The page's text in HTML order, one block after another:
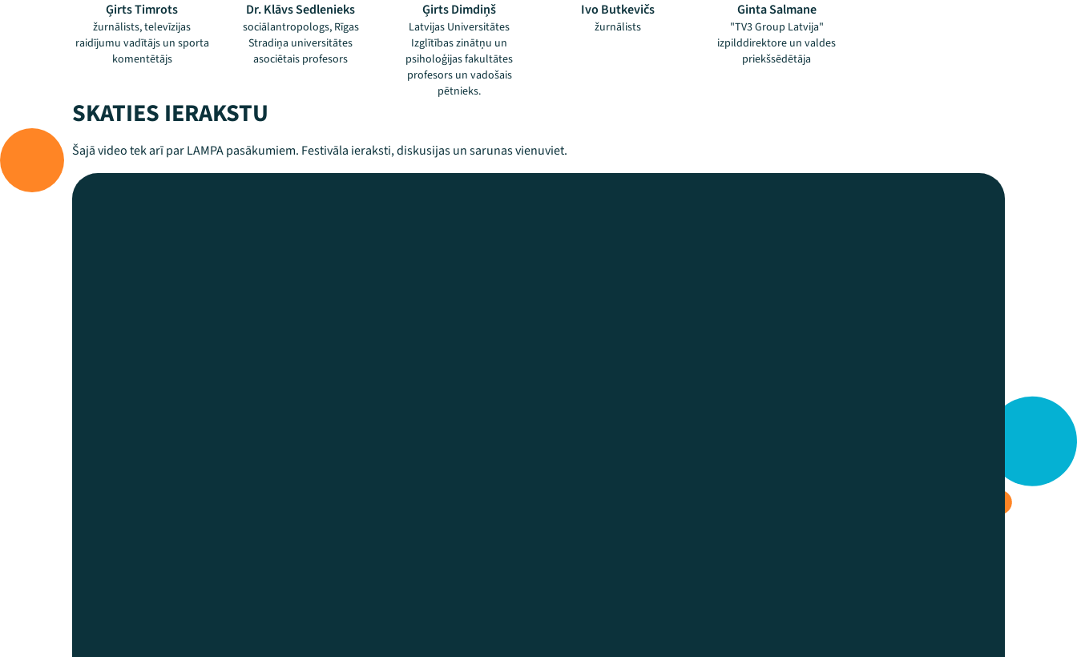
Ģirts Timrots
žurnālists, televīzijas
raidījumu vadītājs un sporta
komentētājs
Dr. Klāvs Sedlenieks
sociālantropologs, Rīgas
Stradiņa universitātes
asociētais profesors
Ģirts Dimdiņš
Latvijas Universitātes
Izglītības zinātņu un
psiholoģijas fakultātes
profesors un vadošais
pētnieks.
Ivo Butkevičs
žurnālists
Ginta Salmane
"TV3 Group Latvija"
izpilddirektore un valdes
priekšsēdētāja
SKATIES IERAKSTU
Šajā video tek arī par LAMPA pasākumiem. Festivāla ieraksti, diskusijas un sarunas vienuviet.